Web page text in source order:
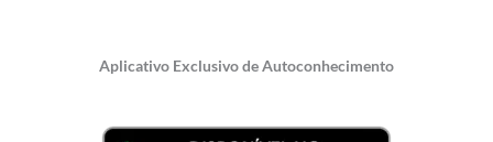
Aplicativo Exclusivo de Autoconhecimento